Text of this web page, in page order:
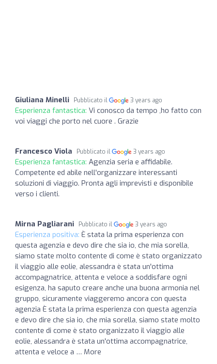
Giuliana Minelli Pubblicato il 3 years ago
Esperienza fantastica: Vi conosco da tempo ,ho fatto con
voi viaggi che porto nel cuore . Grazie
Francesco Viola Pubblicato il 3 years ago
Esperienza fantastica: Agenzia seria e affidabile.
Competente ed abile nell'organizzare interessanti
soluzioni di viaggio. Pronta agli imprevisti e disponibile
verso i clienti.
Mirna Pagliarani Pubblicato il 3 years ago
Esperienza positiva: È stata la prima esperienza con
questa agenzia e devo dire che sia io, che mia sorella,
siamo state molto contente di come è stato organizzato
il viaggio alle eolie, alessandra è stata un'ottima
accompagnatrice, attenta e veloce a soddisfare ogni
esigenza, ha saputo creare anche una buona armonia nel
gruppo, sicuramente viaggeremo ancora con questa
agenzia È stata la prima esperienza con questa agenzia
e devo dire che sia io, che mia sorella, siamo state molto
contente di come è stato organizzato il viaggio alle
eolie, alessandra è stata un'ottima accompagnatrice,
attenta e veloce a … More